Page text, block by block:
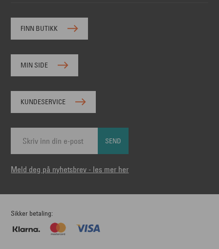
FINN BUTIKK
MIN SIDE
KUNDESERVICE
SEND
Meld deg på nyhetsbrev - les mer her
Sikker betaling